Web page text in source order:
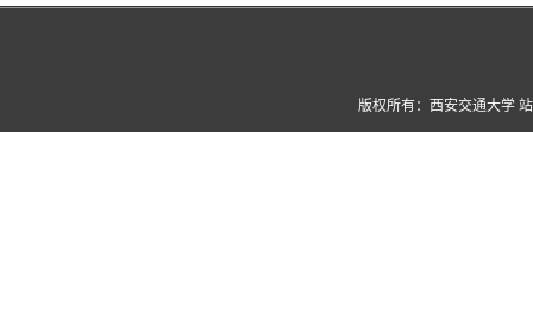
版权所有：西安交通大学